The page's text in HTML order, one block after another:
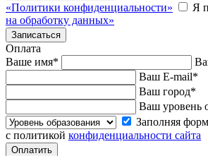
«Политики конфиденциальности»
Я
на обработку данных»
Оплата
Ваше имя*
Ваш E-mail*
Ваш город*
Ваш уровень
Заполняя
с политикой конфиденциальности сайта